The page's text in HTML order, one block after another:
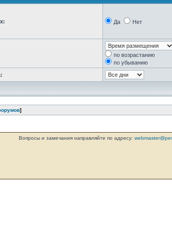
Да Нет
по возрастанию
по убыванию
]
Вопросы и замечания направляйте по адресу: